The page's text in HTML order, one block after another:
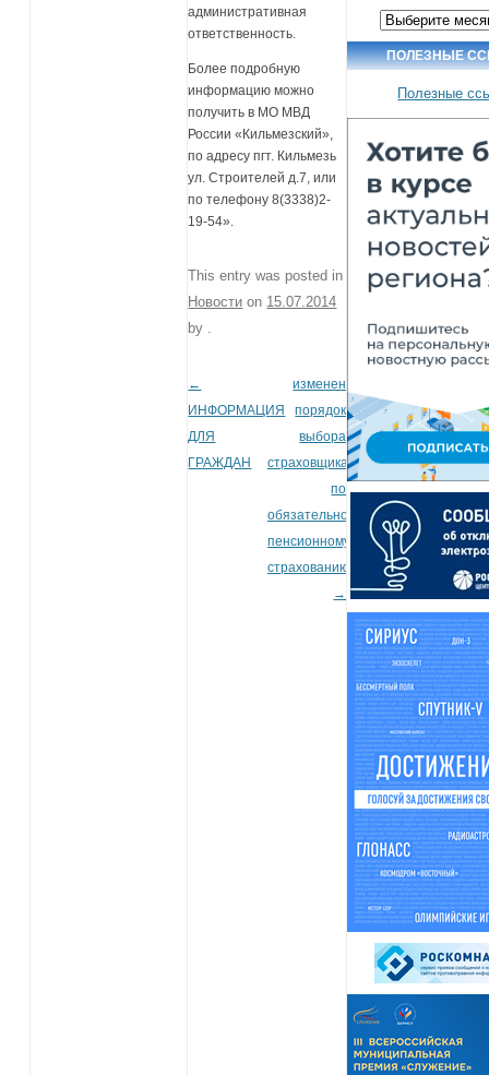
административная
ответственность.
Более подробную
информацию можно
получить в МО МВД
России «Кильмезский»,
по адресу пгт. Кильмезь
ул. Строителей д.7, или
по телефону 8(3338)2-
19-54».
This entry was posted in
Новости on 15.07.2014
by
Post navigation
←
ИНФОРМАЦИЯ
ДЛЯ
ГРАЖДАН
изменен
порядок
выбора
страховщика
по
обязательному
пенсионному
страхованию
→
Архив
новостей
ПОЛЕЗНЫЕ
Полезные